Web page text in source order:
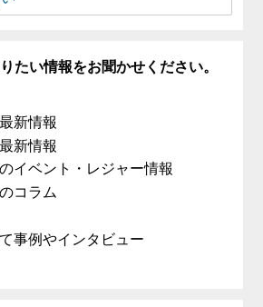
たい情報をお聞かせください。
新情報
新情報
イベント・レジャー情報
コラム
事例やインタビュー